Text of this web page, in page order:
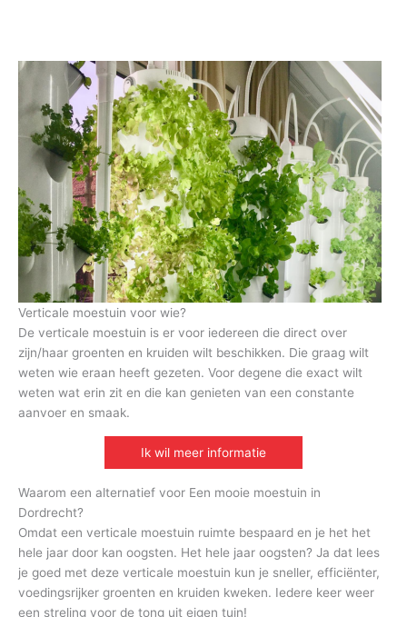
Verticale moestuin voor wie?
De verticale moestuin is er voor iedereen die direct over
zijn/haar groenten en kruiden wilt beschikken. Die graag wilt
weten wie eraan heeft gezeten. Voor degene die exact wilt
weten wat erin zit en die kan genieten van een constante
aanvoer en smaak.
Ik wil meer informatie
Waarom een alternatief voor Een mooie moestuin in
Dordrecht?
Omdat een verticale moestuin ruimte bespaard en je het het
hele jaar door kan oogsten. Het hele jaar oogsten? Ja dat lees
je goed met deze verticale moestuin kun je sneller, efficiënter,
voedingsrijker groenten en kruiden kweken. Iedere keer weer
een streling voor de tong uit eigen tuin!